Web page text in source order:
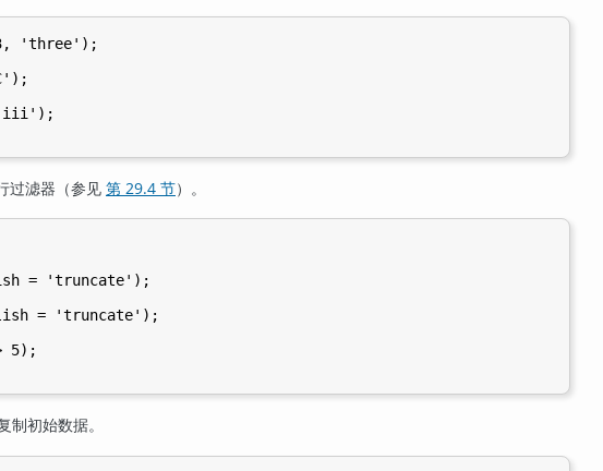
'three');
'iii');
过滤器（参见 第 29.4 节）。
= 'truncate');
= 'truncate');
5);
制初始数据。